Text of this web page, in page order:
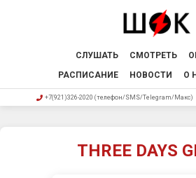
СЛУШАТЬ СМОТРЕТЬ
РАСПИСАНИЕ
НОВОСТИ О
+7(921)326-2020 (телефон/SMS/Telegram/Макс)
THREE DAYS